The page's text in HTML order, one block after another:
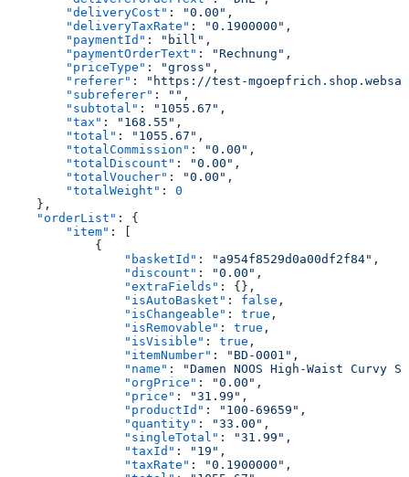
        "deliveryCost"
: "0.00" ,
        "deliveryTaxRate"
: "0.1900000" ,
        "paymentId"
: "bill" ,
        "paymentOrderText"
: "Rechnung" ,
        "priceType"
: "gross" ,
        "referer"
:
"https://test-
        "subreferer"
: "" ,
        "subtotal"
: "1055.67" ,
        "tax"
: "168.55" ,
        "total"
: "1055.67" ,
        "totalCommission"
: "0.00" ,
        "totalDiscount"
: "0.00" ,
        "totalVoucher"
: "0.00" ,
        "totalWeight"
: 0
    },
    "orderList"
: {
        "item"
: [
            {
                "basketId"
: "a954f8529d0a00df2f84" ,
                "discount"
: "0.00" ,
                "extraFields"
: {},
                "isAutoBasket"
: false ,
                "isChangeable"
: true ,
                "isRemovable"
: true ,
                "isVisible"
: true ,
                "itemNumber"
: "BD-0001" ,
                "name"
:
"Damen NOOS High-Waist Curvy
                "orgPrice"
: "0.00" ,
                "price"
: "31.99" ,
                "productId"
: "100-69659" ,
                "quantity"
: "33.00" ,
                "singleTotal"
: "31.99" ,
                "taxId"
: "19" ,
                "taxRate"
: "0.1900000" ,